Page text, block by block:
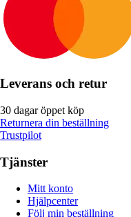
Leverans och retur
30 dagar öppet köp
Returnera din beställning
Trustpilot
Tjänster
Mitt konto
Hjälpcenter
Följ min beställning